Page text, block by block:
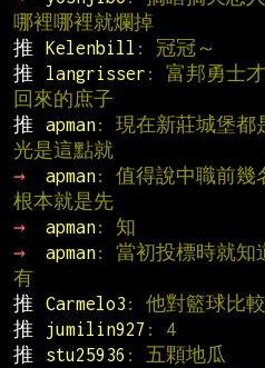
哪裡哪裡就爛掉
推
Kelenbill : 冠冠～
推
langrisser : 富邦勇士
回來的庶子
推
apman: 現在新莊城堡都
光是這點就
→
apman: 值得說中職前幾
根本就是先
→
apman: 知
→
apman: 當初投標時就知
有
推
Carmelo3 : 他對籃球比
推
jumilin927 : 4
推
stu25936 : 五顆地瓜